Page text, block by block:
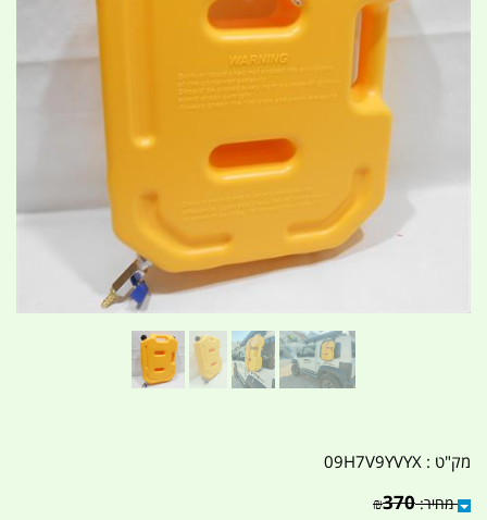
מק"ט : 09H7V9YVYX
מחיר: ₪370